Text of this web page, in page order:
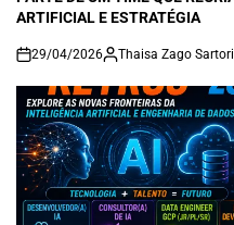
ARTIFICIAL E ESTRATÉGIA
on
29/04/2026 Thaisa Zago Sartori